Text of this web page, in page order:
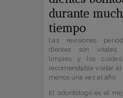
durante
tiempo
Las revisiones
dientes son
limpies y los
recomendable visitar
menos una vez al año.
El odontólogo es el